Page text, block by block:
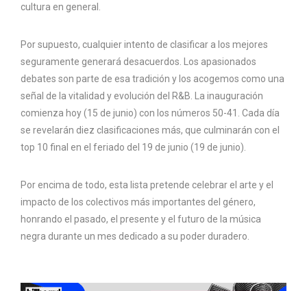
cultura en general.
Por supuesto, cualquier intento de clasificar a los mejores
seguramente generará desacuerdos. Los apasionados
debates son parte de esa tradición y los acogemos como una
señal de la vitalidad y evolución del R&B. La inauguración
comienza hoy (15 de junio) con los números 50-41. Cada día
se revelarán diez clasificaciones más, que culminarán con el
top 10 final en el feriado del 19 de junio (19 de junio).
Por encima de todo, esta lista pretende celebrar el arte y el
impacto de los colectivos más importantes del género,
honrando el pasado, el presente y el futuro de la música
negra durante un mes dedicado a su poder duradero.